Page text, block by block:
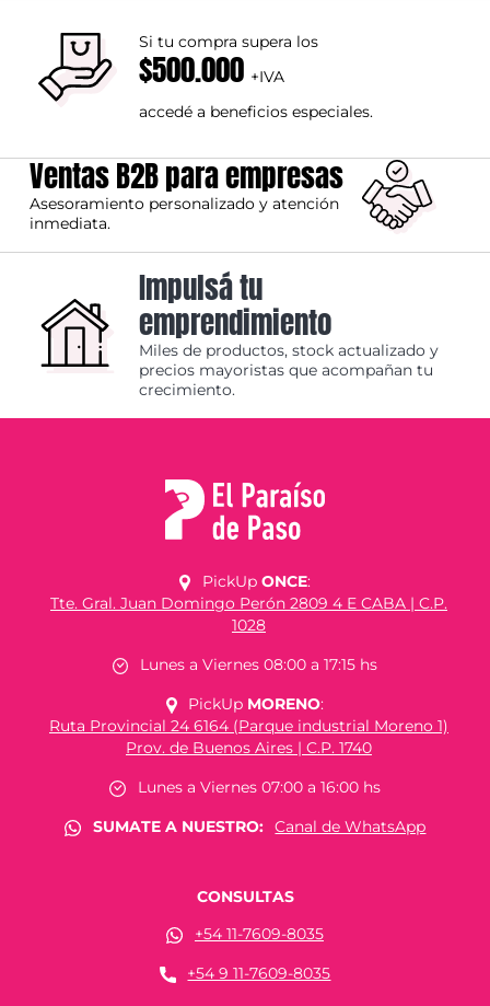
Si tu compra supera los
$500.000 +IVA
accedé a beneficios especiales.
Ventas B2B para empresas
Asesoramiento personalizado y atención
inmediata.
Impulsá tu
emprendimiento
Miles de productos, stock actualizado y
precios mayoristas que acompañan tu
crecimiento.
PickUp ONCE:
Tte. Gral. Juan Domingo Perón 2809 4 E CABA | C.P.
1028
Lunes a Viernes 08:00 a 17:15 hs
PickUp MORENO:
Ruta Provincial 24 6164 (Parque industrial Moreno 1)
Prov. de Buenos Aires | C.P. 1740
Lunes a Viernes 07:00 a 16:00 hs
SUMATE A NUESTRO:
Canal de WhatsApp
CONSULTAS
+54 11-7609-8035
+54 9 11-7609-8035